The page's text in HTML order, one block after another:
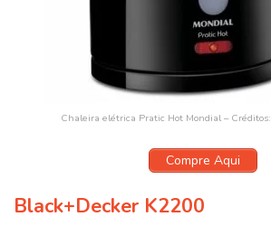
Chaleira elétrica Pratic Hot Mondial – Créditos:
Compre Aqui
Black+Decker K2200